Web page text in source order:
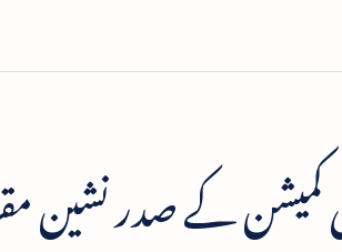
کمیشن کے صدر نشین